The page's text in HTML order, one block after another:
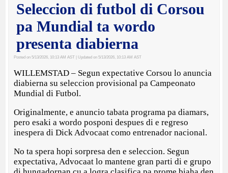
Seleccion di futbol di Corsou
pa Mundial ta wordo
presenta diabierna
Posted on 5/13/2026, 10:13 AM AST | Updated on 5/13/2026, 10:13 AM AST
WILLEMSTAD – Segun expectative Corsou lo anuncia
diabierna su seleccion provisional pa Campeonato
Mundial di Futbol.
Originalmente, e anuncio tabata programa pa diamars,
pero esaki a wordo posponi despues di e regreso
inespera di Dick Advocaat como entrenador nacional.
No ta spera hopi sorpresa den e seleccion. Segun
expectativa, Advocaat lo mantene gran parti di e grupo